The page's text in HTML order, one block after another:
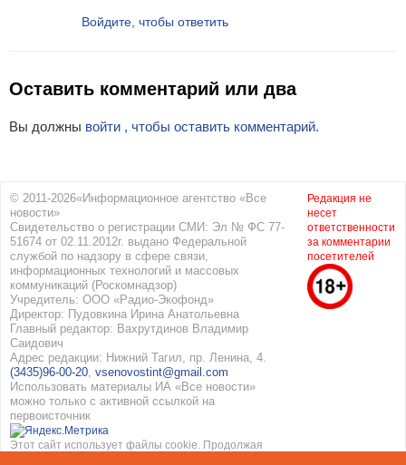
Войдите, чтобы ответить
Оставить комментарий или два
Вы должны войти , чтобы оставить комментарий.
© 2011-2026«Информационное агентство «Все
новости»
Свидетельство о регистрации СМИ: Эл № ФС 77-
51674 от 02.11.2012г. выдано Федеральной
службой по надзору в сфере связи,
информационных технологий и массовых
коммуникаций (Роскомнадзор)
Учредитель: ООО «Радио-Экофонд»
Директор: Пудовкина Ирина Анатольевна
Главный редактор: Вахрутдинов Владимир
Саидович
Адрес редакции: Нижний Тагил, пр. Ленина, 4.
(3435)96-00-20, vsenovostint@gmail.com
Использовать материалы ИА «Все новости»
можно только с активной ссылкой на
первоисточник
Этот сайт использует файлы cookie. Продолжая
Редакция не
несет
ответственности
за комментарии
посетителей